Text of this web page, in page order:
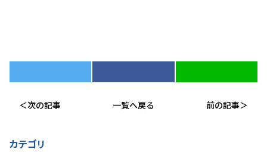
カテゴリ
次の記事 一覧へ戻る 前の記事